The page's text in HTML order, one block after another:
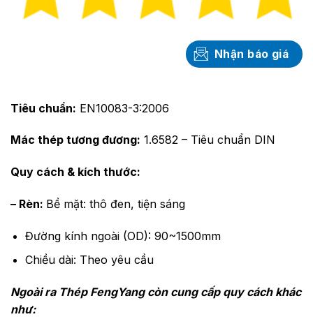
Nhận báo giá
Tiêu chuẩn: EN10083-3:2006
Mác thép tương đương: 1.6582 – Tiêu chuẩn DIN
Quy cách & kích thước:
– Rèn: Bề mặt: thô đen, tiện sáng
Đường kính ngoài (OD): 90~1500mm
Chiều dài: Theo yêu cầu
Ngoài ra Thép FengYang còn cung cấp quy cách khác
như: